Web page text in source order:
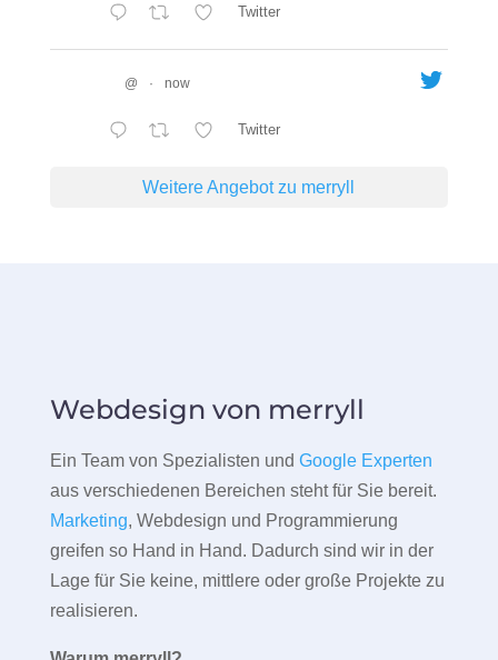
Twitter
@ · now
Twitter
Weitere Angebot zu merryll
Webdesign von merryll
Ein Team von Spezialisten und Google Experten
aus verschiedenen Bereichen steht für Sie bereit.
Marketing, Webdesign und Programmierung
greifen so Hand in Hand. Dadurch sind wir in der
Lage für Sie keine, mittlere oder große Projekte zu
realisieren.